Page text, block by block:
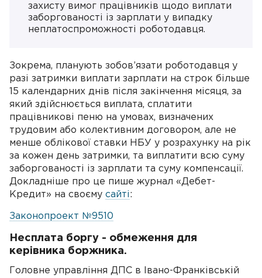
захисту вимог працівників щодо виплати
заборгованості із зарплати у випадку
неплатоспроможності роботодавця.
Зокрема, планують зобов’язати роботодавця у
разі затримки виплати зарплати на строк більше
15 календарних днів після закінчення місяця, за
який здійснюється виплата, сплатити
працівникові пеню на умовах, визначених
трудовим або колективним договором, але не
менше облікової ставки НБУ у розрахунку на рік
за кожен день затримки, та виплатити всю суму
заборгованості із зарплати та суму компенсації.
Докладніше про це пише журнал «Дебет-
Кредит» на своєму сайті :
Законопроект №9510
Несплата боргу - обмеження для
керівника боржника.
Головне управління ДПС в Івано-Франківській